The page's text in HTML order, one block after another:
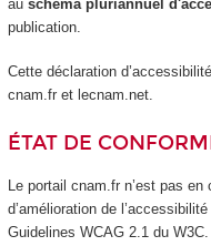
au schéma pluriannuel
publication.
Cette déclaration
cnam.fr et lecnam.net.
ÉTAT DE
Le portail cnam.fr n’est pas
d’amélioration de
Guidelines WCAG 2.1 du W3C.